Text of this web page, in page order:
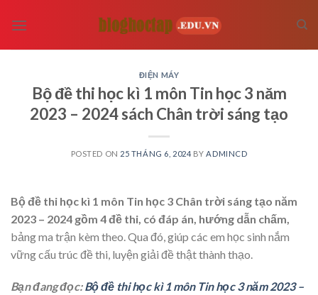
ĐIỆN MÁY
Bộ đề thi học kì 1 môn Tin học 3 năm
2023 – 2024 sách Chân trời sáng tạo
POSTED ON 25 THÁNG 6, 2024 BY ADMINCD
Bộ đề thi học kì 1 môn Tin học 3 Chân trời sáng tạo năm
2023 – 2024 gồm 4 đề thi, có đáp án, hướng dẫn chấm,
bảng ma trận kèm theo. Qua đó, giúp các em học sinh nắm
vững cấu trúc đề thi, luyện giải đề thật thành thạo.
Bạn đang đọc:Bộ đề thi học kì 1 môn Tin học 3 năm 2023 –